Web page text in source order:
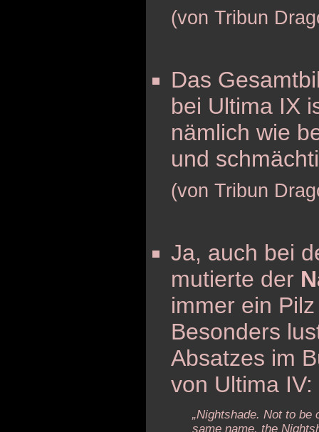
(von Tribun
Das
bei Ultima IX
nämlich wie
und
(von Tribun
Ja, auch bei
mutierte der
immer ein
Besonders
Absatzes im
von Ultima IV:
„Nightshade. Not to
same name, the